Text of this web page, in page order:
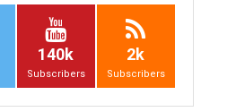
140k
Subscribers
2k
Subscribers